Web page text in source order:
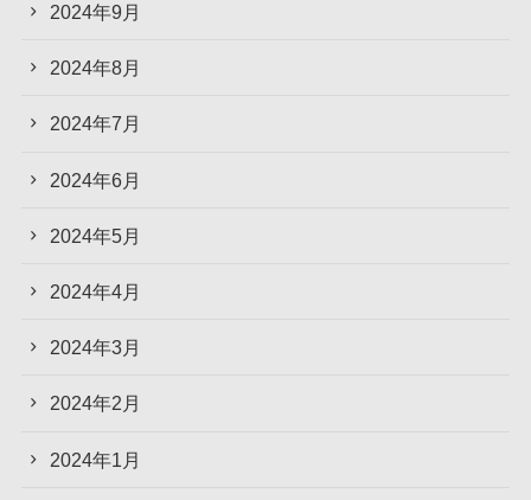
2024年9月
2024年8月
2024年7月
2024年6月
2024年5月
2024年4月
2024年3月
2024年2月
2024年1月